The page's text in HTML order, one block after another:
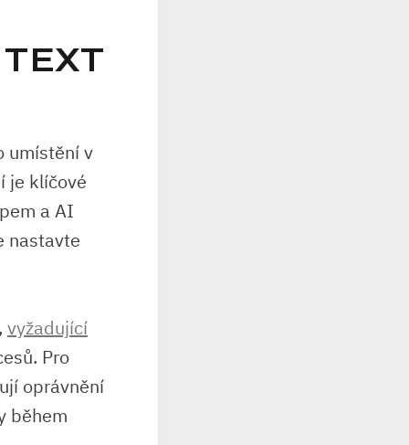
umístění v
je klíčové
a AI
nastavte
vyžadující
Pro
oprávnění
během